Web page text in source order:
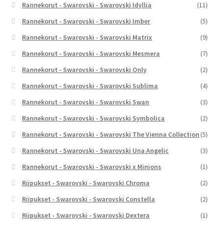
Rannekorut - Swarovski - Swarovski Idyllia
(11)
Rannekorut - Swarovski - Swarovski Imber
(5)
Rannekorut - Swarovski - Swarovski Matrix
(9)
Rannekorut - Swarovski - Swarovski Mesmera
(7)
Rannekorut - Swarovski - Swarovski Only
(2)
Rannekorut - Swarovski - Swarovski Sublima
(4)
Rannekorut - Swarovski - Swarovski Swan
(3)
Rannekorut - Swarovski - Swarovski Symbolica
(2)
Rannekorut - Swarovski - Swarovski The Vienna Collection (5)
Rannekorut - Swarovski - Swarovski Una Angelic
(3)
Rannekorut - Swarovski - Swarovski x Minions
(1)
Riipukset - Swarovski - Swarovski Chroma
(2)
Riipukset - Swarovski - Swarovski Constella
(2)
Riipukset - Swarovski - Swarovski Dextera
(1)